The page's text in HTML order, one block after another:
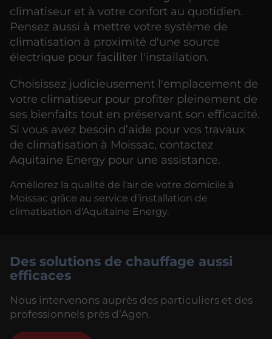
climatiseur et à votre confort au quotidien.
Pensez aussi à mettre votre système de
climatisation à proximité d'une source
électrique pour faciliter l'installation.
Choisissez judicieusement l'emplacement de
votre climatiseur pour profiter pleinement de
ses bienfaits tout en préservant son efficacité.
Si vous avez besoin d’aide pour vos travaux
de climatisation à Moissac, contactez
Aquitaine Energy pour une assistance.
Améliorez la qualité de l'air de votre domicile à
Moissac grâce au service d’installation de
climatisation d'Aquitaine Energy.
Des solutions de chauffage aussi
efficaces
Nous intervenons auprès des particuliers et des
professionnels près d’Agen.